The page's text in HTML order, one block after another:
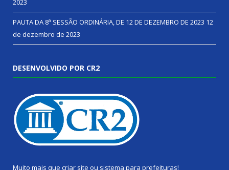
2023
PAUTA DA 8ª SESSÃO ORDINÁRIA, DE 12 DE DEZEMBRO DE 2023 12
de dezembro de 2023
DESENVOLVIDO POR CR2
Muito mais que criar site ou sistema para prefeituras!